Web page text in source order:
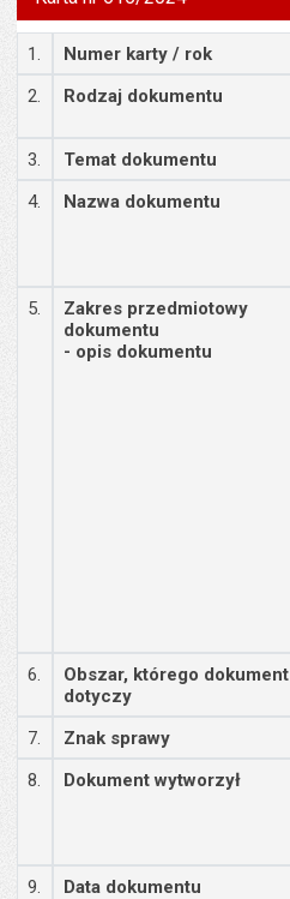
Szczegóły
1. Numer karty / rok
2.
Rodzaj dokumentu
3.
Temat dokumentu
4.
Nazwa dokumentu
5.
Zakres przedmiotowy
dokumentu
- opis dokumentu
6.
Obszar, którego dokument
dotyczy
7. Znak sprawy
8.
Dokument wytworzył
9.
Data dokumentu